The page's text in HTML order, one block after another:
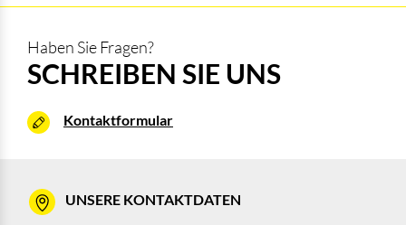
Haben Sie Fragen?
SCHREIBEN SIE UNS
Kontaktformular
UNSERE KONTAKTDATEN